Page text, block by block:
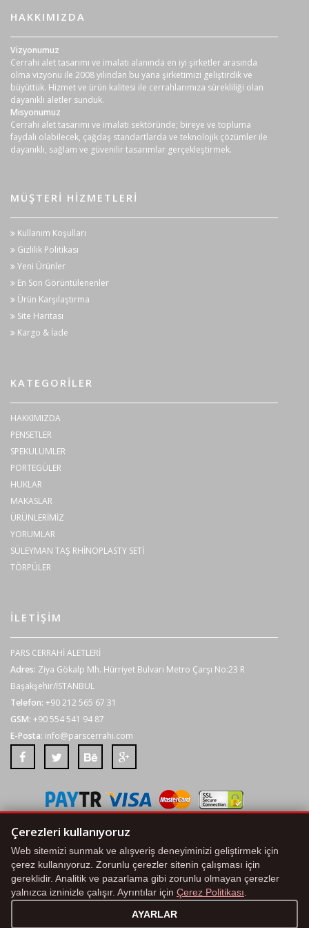
HAKKIMIZDA
Vizyonumuz
Cerrahi alet tasarımı ve imalatı alanında en iyi şirketler arasında
olma vizyonu ile 2008 yılından bu yana şirketimizi geliştirdik ve
büyüttük. Hizmet ve ürün kalitesi ile cerrahlarımıza sürekliliği olan
dayanıklı aletler sunduk.
Misyonumuz
Cerrahi alet tasarımı ve imalatı sektöründe; bireye ve topluma
faydalı olabilecek, çağdaş standartlarda ve teknolojik çözümler ile
dayanıklı, sağlam ve güvenilir tasarımlar gerçekleştirmek.
MÜŞTERI HIZMETLERI
Kullanım Koşulları
Gizlilik Politikası
Yeni Ürünler
En Son Görüntülenenler
Ürün Karşılaştırma
Site Haritası
Kargo & İade
KATEGORILER
HAKKIMIZDA
PENSETLER
SPEKULUMLER
PORTEGÜLER
HUKLAR
MAKASLAR
ÜRÜNLERİMİZ
YORUMLAR
SÜLEYMAN TAŞ RHİNOPLASTY SETİ
TÖRPÜLER
İLETIŞIM
PARS CERRAHİ ALETLERİ
Adres: Ziya Gökalp Mh. Hürriyet Bulvarı Metro Çarşı No:23 R
Başakşehir/İSTANBUL
Telefon: +90 212 565 67 31
GSM: +90 554 541 94 87
E-Posta: info@parscerrahi.com
Tüm kredi kartı bilgileriniz 2048 bit SSL Sertifikası ile korunmaktadır.
Çerez Politikası | KVKK Aydınlatma Metni | Çerez Ayarları
© 2020 . BY . ALL RIGHTS RESERVED.
Çerezleri kullanıyoruz
Web sitemizi sunmak ve alışveriş deneyiminizi geliştirmek için
çerez kullanıyoruz. Zorunlu çerezler sitenin çalışması için
gereklidir. Analitik ve pazarlama gibi zorunlu olmayan çerezler
yalnızca izninizle çalışır. Ayrıntılar için Çerez Politikası.
AYARLAR